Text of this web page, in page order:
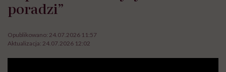
poradzi”
Opublikowano: 24.07.2026 11:57
Aktualizacja: 24.07.2026 12:02